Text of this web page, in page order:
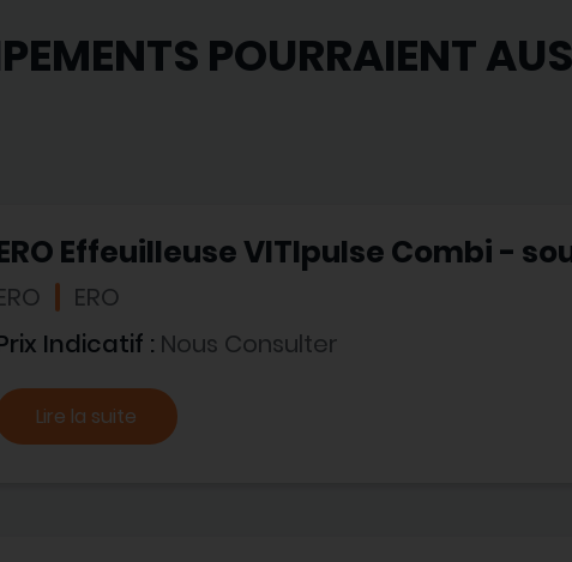
POURRAIENT
Effeuilleuse VITIpulse Combi -
ERO
Indicatif : Nous Consulter
Lire la suite